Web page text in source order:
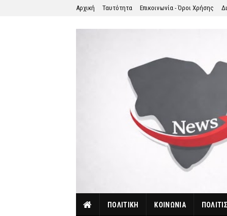
Αρχική Ταυτότητα Επικοινωνία - Όροι Χρήσης
ΠΟΛΙΤΙΚΗ ΚΟΙΝΩΝΙΑ